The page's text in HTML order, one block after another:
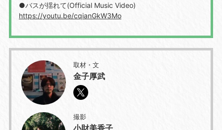
●バスが揺れて(Official Music Video)
https://youtu.be/cqianGkW3Mo
取材・文
金子厚武
撮影